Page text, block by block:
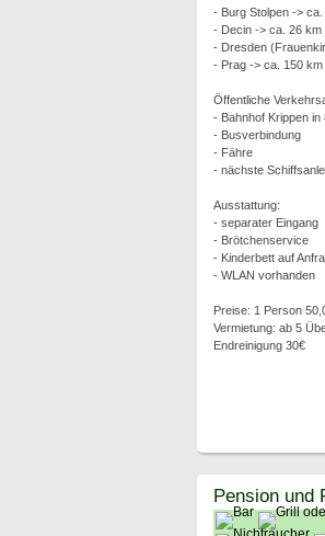
- Burg Stolpen ->
- Decin -> ca. 26 km
- Dresden
- Prag -> ca. 150 km
Öffentliche
- Bahnhof Krippen
- Busverbindung
- Fähre
- nächste
Ausstattung:
- separater Eingang
- Brötchenservice
- Kinderbett auf
- WLAN vorhanden
Preise: 1 Person
Vermietung: ab 5
Endreinigung 30€
Pension und